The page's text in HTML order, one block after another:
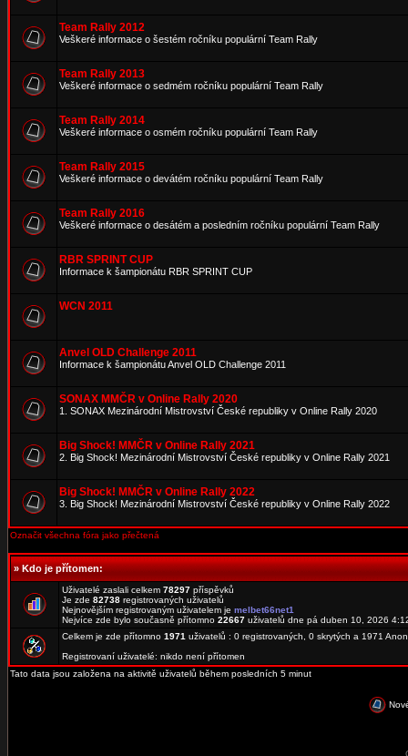
Team Rally 2012
Veškeré informace o šestém ročníku populární Team Rally
Team Rally 2013
Veškeré informace o sedmém ročníku populární Team Rally
Team Rally 2014
Veškeré informace o osmém ročníku populární Team Rally
Team Rally 2015
Veškeré informace o devátém ročníku populární Team Rally
Team Rally 2016
Veškeré informace o desátém a posledním ročníku populární Team Rally
RBR SPRINT CUP
Informace k šampionátu RBR SPRINT CUP
WCN 2011
Anvel OLD Challenge 2011
Informace k šampionátu Anvel OLD Challenge 2011
SONAX MMČR v Online Rally 2020
1. SONAX Mezinárodní Mistrovství České republiky v Online Rally 2020
Big Shock! MMČR v Online Rally 2021
2. Big Shock! Mezinárodní Mistrovství České republiky v Online Rally 2021
Big Shock! MMČR v Online Rally 2022
3. Big Shock! Mezinárodní Mistrovství České republiky v Online Rally 2022
Označit všechna fóra jako přečtená
»Kdo je přítomen:
Uživatelé zaslali celkem 78297 příspěvků
Je zde 82738 registrovaných uživatelů
Nejnovějším registrovaným uživatelem je melbet66net1
Nejvíce zde bylo současně přítomno 22667 uživatelů dne pá duben 10, 2026
Celkem je zde přítomno 1971 uživatelů : 0 registrovaných, 0 skrytých a 1971
Registrovaní uživatelé: nikdo není přítomen
Tato data jsou založena na aktivitě uživatelů během posledních 5 minut